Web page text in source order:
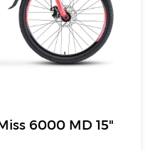
6000 MD 15"